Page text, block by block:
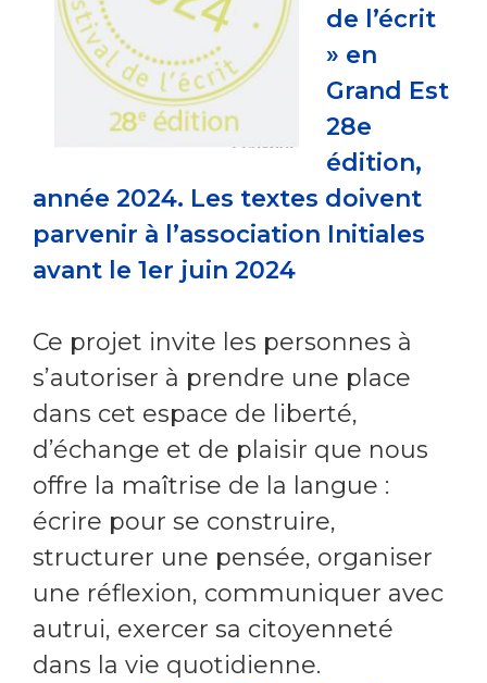
de l’écrit
» en
Grand Est
28e
édition,
année 2024. Les textes doivent
parvenir à l’association Initiales
avant le 1er juin 2024
Ce projet invite les personnes à
s’autoriser à prendre une place
dans cet espace de liberté,
d’échange et de plaisir que nous
offre la maîtrise de la langue :
écrire pour se construire,
structurer une pensée, organiser
une réflexion, communiquer avec
autrui, exercer sa citoyenneté
dans la vie quotidienne.